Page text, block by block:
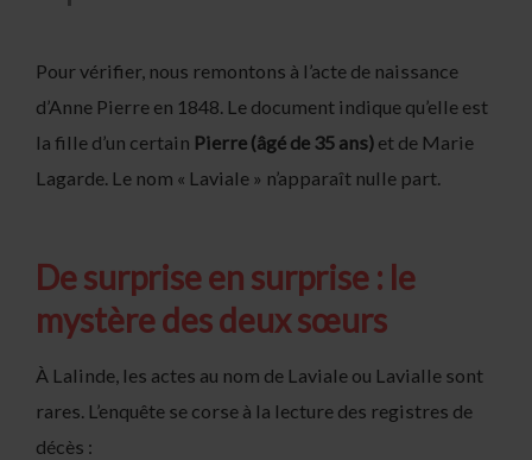
Pour vérifier, nous remontons à l’acte de naissance
d’Anne Pierre en 1848. Le document indique qu’elle est
la fille d’un certain Pierre (âgé de 35 ans) et de Marie
Lagarde. Le nom « Laviale » n’apparaît nulle part.
De surprise en surprise : le
mystère des deux sœurs
À Lalinde, les actes au nom de Laviale ou Lavialle sont
rares. L’enquête se corse à la lecture des registres de
décès :